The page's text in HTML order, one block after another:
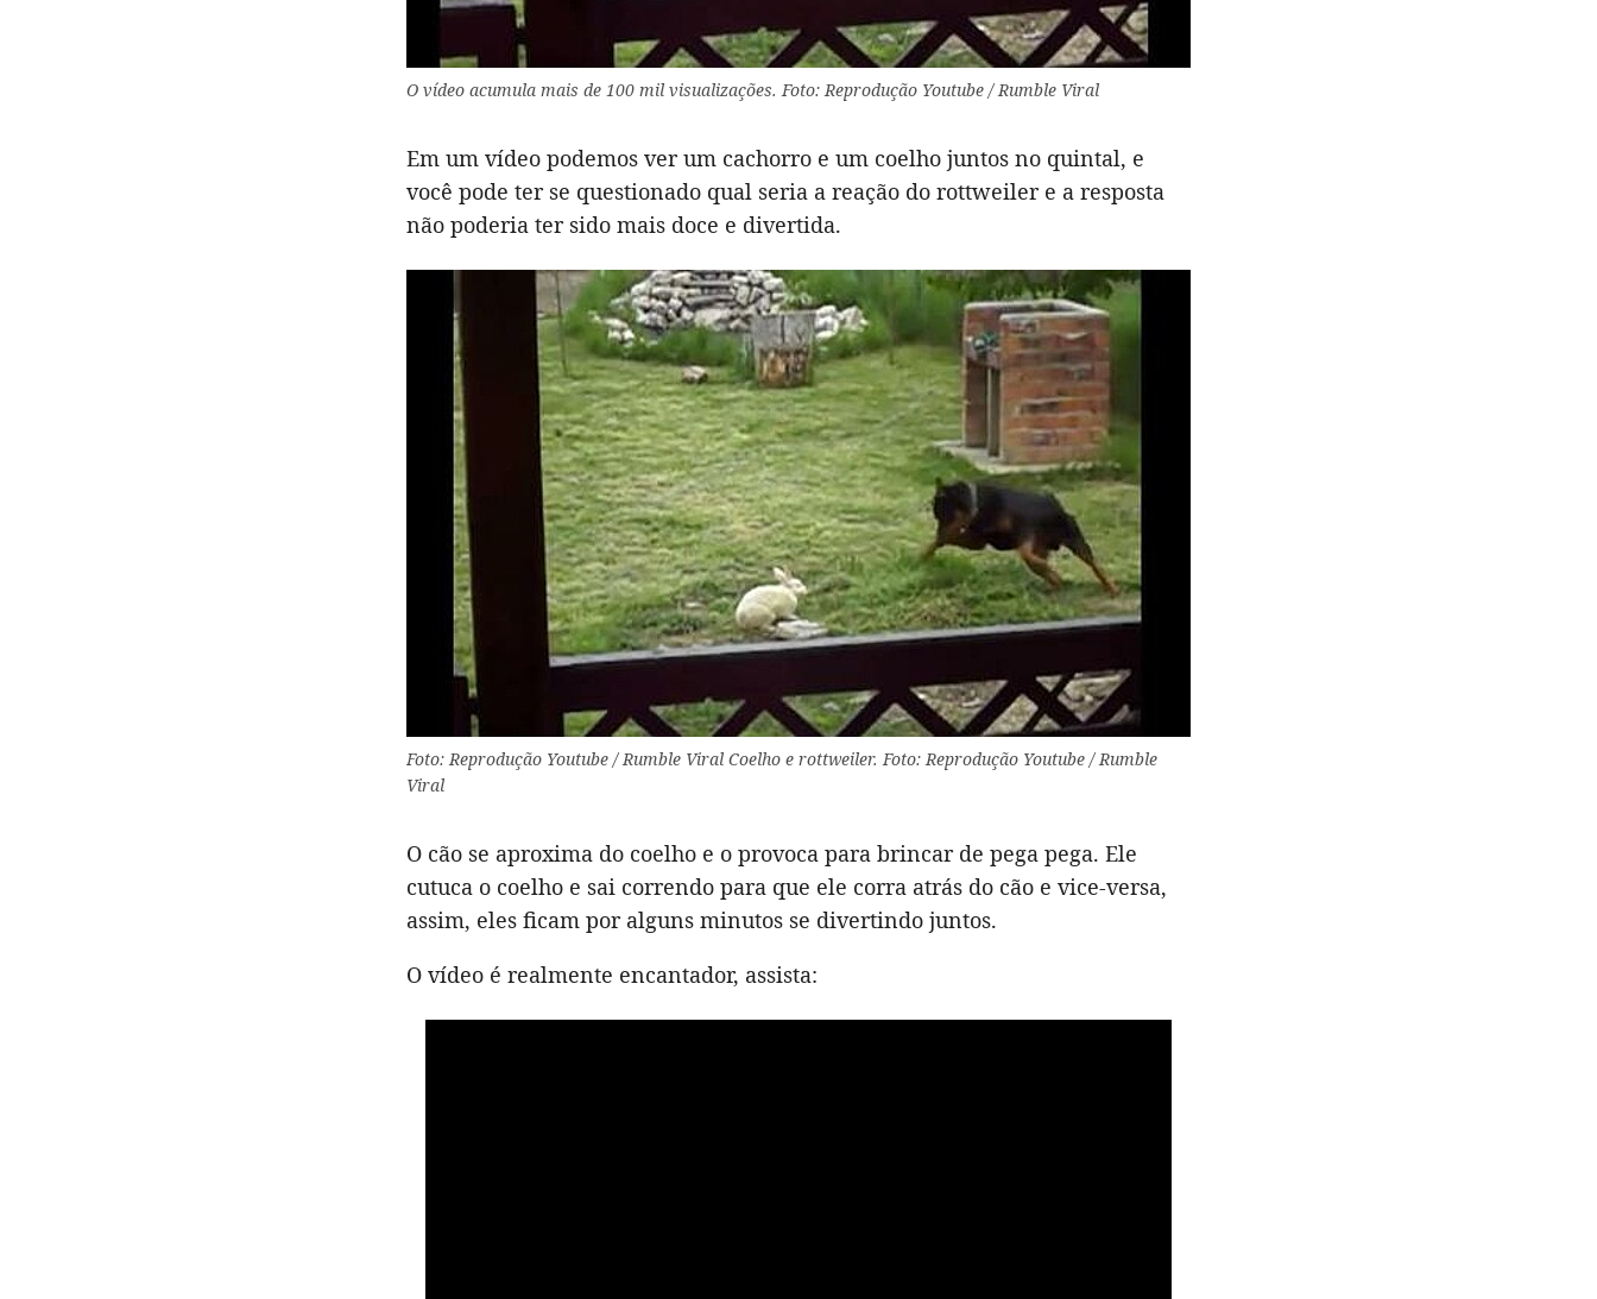
O vídeo acumula mais de 100 mil visualizações. Foto: Reprodução Youtube / Rumble Viral
Em um vídeo podemos ver um cachorro e um coelho juntos no quintal, e
você pode ter se questionado qual seria a reação do rottweiler e a resposta
não poderia ter sido mais doce e divertida.
Foto: Reprodução Youtube / Rumble Viral Coelho e rottweiler. Foto: Reprodução Youtube / Rumble
Viral
O cão se aproxima do coelho e o provoca para brincar de pega pega. Ele
cutuca o coelho e sai correndo para que ele corra atrás do cão e vice-versa,
assim, eles ficam por alguns minutos se divertindo juntos.
O vídeo é realmente encantador, assista: